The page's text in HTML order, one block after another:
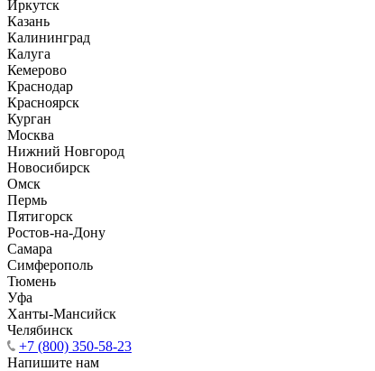
Иркутск
Казань
Калининград
Калуга
Кемерово
Краснодар
Красноярск
Курган
Москва
Нижний Новгород
Новосибирск
Омск
Пермь
Пятигорск
Ростов-на-Дону
Самара
Симферополь
Тюмень
Уфа
Ханты-Мансийск
Челябинск
+7 (800) 350-58-23
Напишите нам